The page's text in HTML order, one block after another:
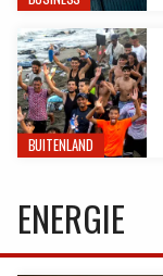
BUITENLAND
ENERGIE